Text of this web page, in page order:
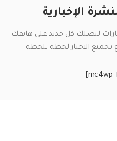
الإخبارية
ليصلك كل جديد على هاتفك
بجميع الاخبار لحظة بلحظة